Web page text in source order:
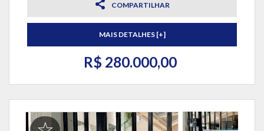
COMPARTILHAR
MAIS DETALHES [+]
R$ 280.000,00